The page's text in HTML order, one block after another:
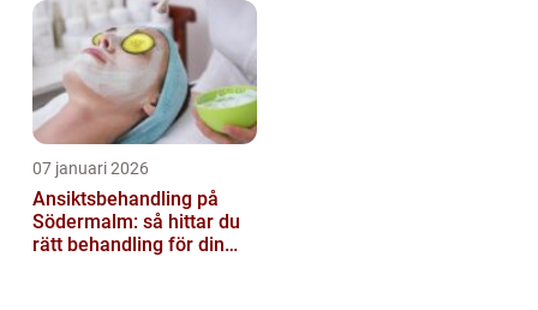
07 januari 2026
Ansiktsbehandling på
Södermalm: så hittar du
rätt behandling för din